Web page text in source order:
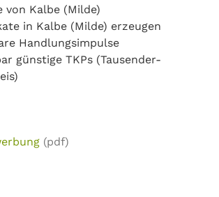
von Kalbe (Milde)
in Kalbe (Milde) erzeugen
Handlungsimpulse
günstige TKPs (Tausender-
(pdf)